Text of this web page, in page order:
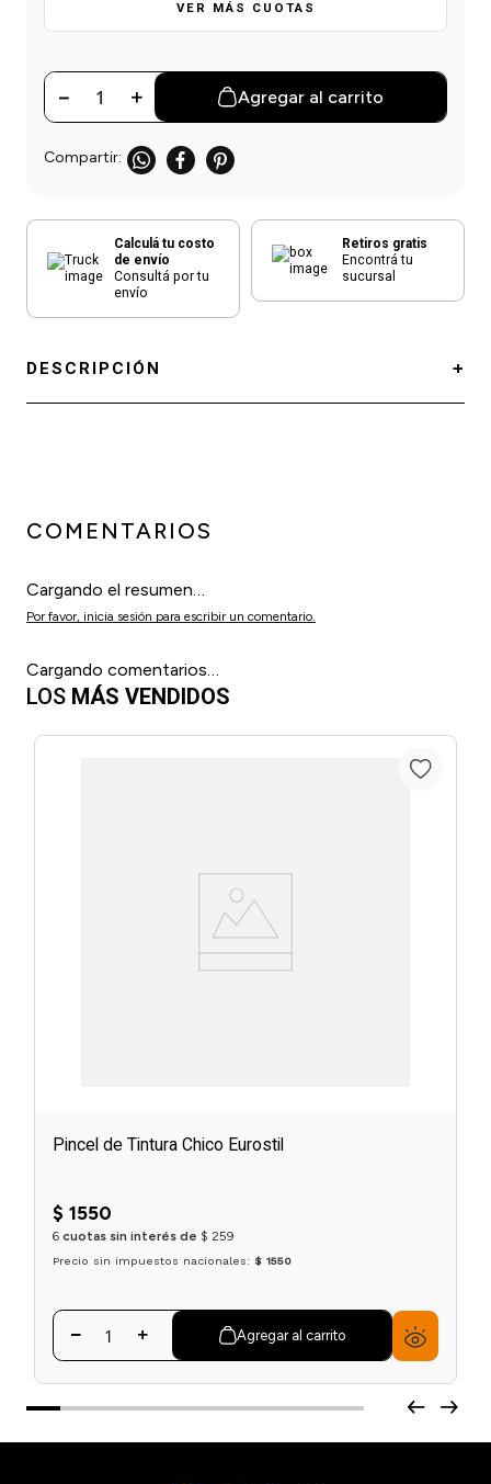
Sanitizantes
VER MÁS CUOTAS
＋
－ Agregar al carrito
Calculá tu costo
de envío
Consultá por tu
envío
Retiros gratis
Encontrá tu
sucursal
DESCRIPCIÓN
COMENTARIOS
Cargando el resumen…
Por favor, inicia sesión para escribir un comentario.
Cargando comentarios…
LOS MÁS VENDIDOS
Pincel de Tintura Chico Eurostil
$ 1550
6 cuotas sin interés de $ 259
Precio sin impuestos nacionales: $ 1550
Agregar al carrito